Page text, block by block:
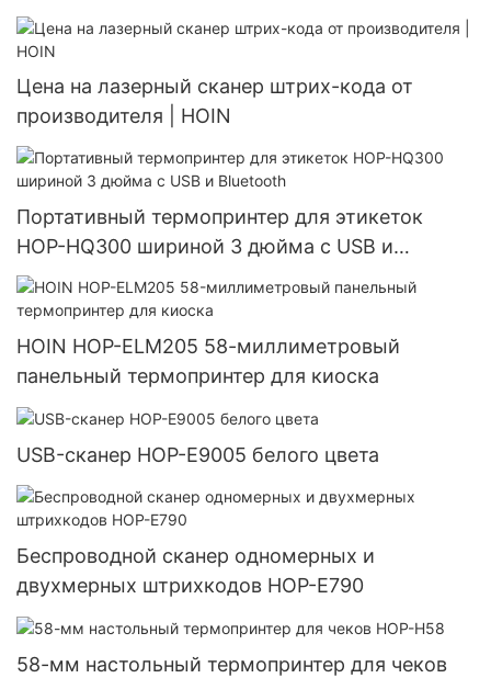
Цена на лазерный сканер штрих-кода от
производителя | HOIN
Портативный термопринтер для этикеток
HOP-HQ300 шириной 3 дюйма с USB и
Bluetooth
HOIN HOP-ELM205 58-миллиметровый
панельный термопринтер для киоска
USB-сканер HOP-E9005 белого цвета
Беспроводной сканер одномерных и
двухмерных штрихкодов HOP-E790
58-мм настольный термопринтер для чеков